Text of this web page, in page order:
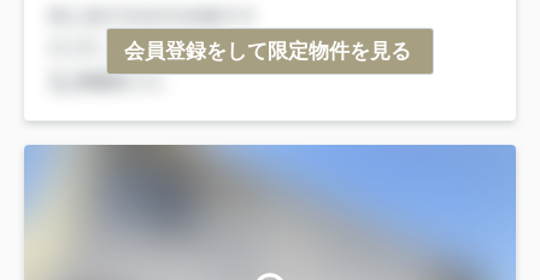
会員登録をして限定物件を見る